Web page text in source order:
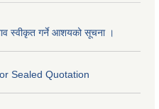
स्वीकृत गर्ने आशयको सूचना ।
Sealed Quotation